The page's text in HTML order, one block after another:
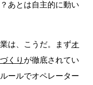
あとは自主的に動い
は、こうだ。まずオ
くり が徹底されてい
ールでオペレーター